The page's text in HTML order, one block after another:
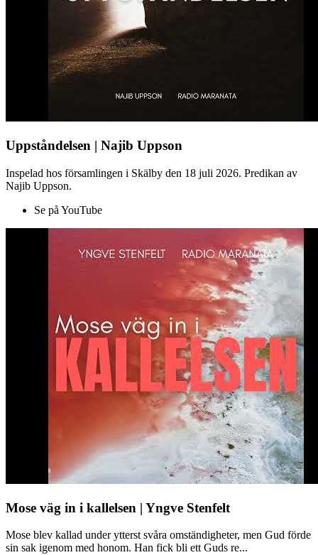
Uppståndelsen | Najib Uppson
Inspelad hos församlingen i Skälby den 18 juli 2026. Predikan av
Najib Uppson.
Se på YouTube
Mose väg in i kallelsen | Yngve Stenfelt
Mose blev kallad under ytterst svåra omständigheter, men Gud förde
sin sak igenom med honom. Han fick bli ett Guds re...